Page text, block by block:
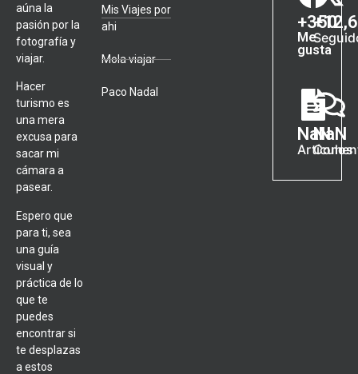
aúna la
pasión por la
fotografía y
viajar.
Hacer
turismo es
una mera
excusa para
sacar mi
cámara a
pasear.
Espero que
para ti, sea
una guía
visual y
práctica de lo
que te
puedes
encontrar si
te desplazas
a estos
Mis Viajes por
ahi
Mola viajar
Paco Nadal
+350
Me
gusta
+
NaN
Artículos
NaN